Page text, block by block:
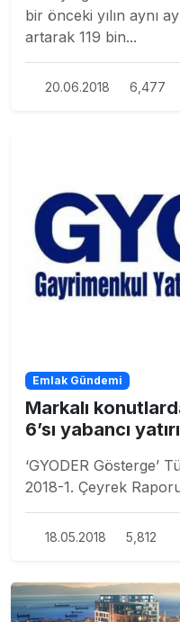
bir önceki yılın aynı
artarak 119 bin...
20.06.2018 6,477
Emlak Gündemi
Markalı
6’sı yabancı
‘GYODER Gösterge’
2018-1. Çeyrek
18.05.2018 5,812